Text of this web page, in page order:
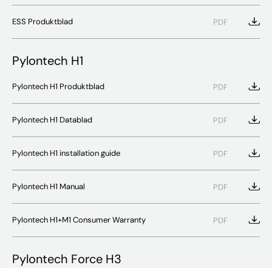
ESS Produktblad PDF
Pylontech H1
Pylontech H1 Produktblad PDF
Pylontech H1 Datablad PDF
Pylontech H1 installation guide PDF
Pylontech H1 Manual PDF
Pylontech H1+M1 Consumer Warranty PDF
Pylontech Force H3